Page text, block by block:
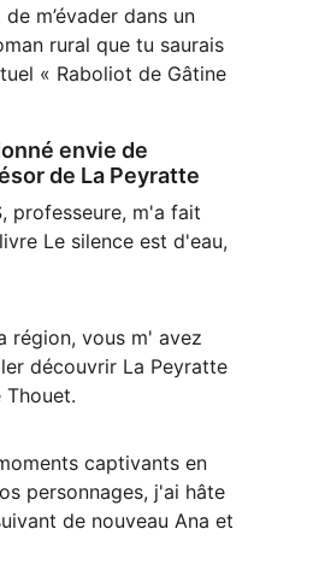
envie de
de La Peyratte
professeure, m'a fait
Le silence est d'eau,
région, vous m' avez
découvrir La Peyratte
captivants en
personnages, j'ai hâte
de nouveau Ana et
m’évader dans un
rural que tu saurais
« Raboliot de Gâtine